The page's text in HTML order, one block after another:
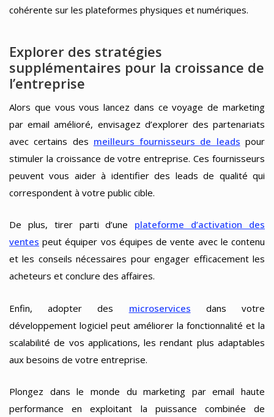
cohérente sur les plateformes physiques et numériques.
Explorer des stratégies
supplémentaires pour la croissance de
l’entreprise
Alors que vous vous lancez dans ce voyage de marketing
par email amélioré, envisagez d’explorer des partenariats
avec certains des meilleurs fournisseurs de leads pour
stimuler la croissance de votre entreprise. Ces fournisseurs
peuvent vous aider à identifier des leads de qualité qui
correspondent à votre public cible.
De plus, tirer parti d’une plateforme d’activation des
ventes peut équiper vos équipes de vente avec le contenu
et les conseils nécessaires pour engager efficacement les
acheteurs et conclure des affaires.
Enfin, adopter des microservices dans votre
développement logiciel peut améliorer la fonctionnalité et la
scalabilité de vos applications, les rendant plus adaptables
aux besoins de votre entreprise.
Plongez dans le monde du marketing par email haute
performance en exploitant la puissance combinée de